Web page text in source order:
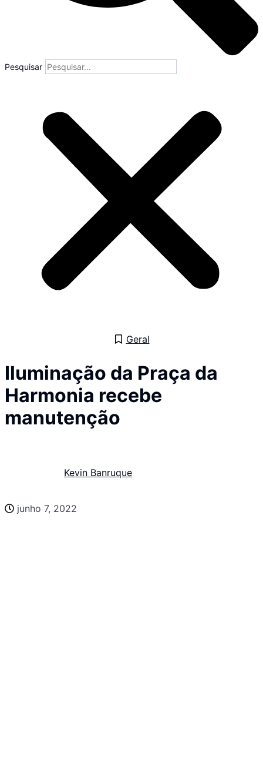
Pesquisar
Geral
Iluminação da Praça da
Harmonia recebe
manutenção
Kevin Banruque
junho 7, 2022